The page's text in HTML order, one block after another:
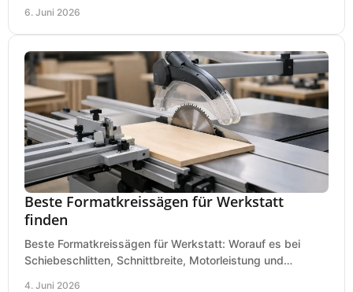
6. Juni 2026
Beste Formatkreissägen für Werkstatt
finden
Beste Formatkreissägen für Werkstatt: Worauf es bei
Schiebeschlitten, Schnittbreite, Motorleistung und
4. Juni 2026